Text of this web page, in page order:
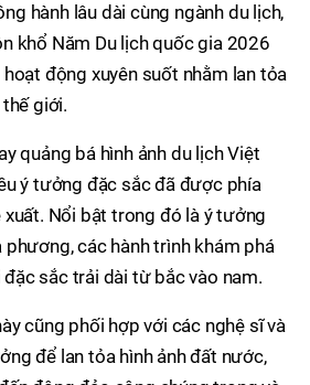
hành lâu dài cùng ngành du lịch,
khổ Năm Du lịch quốc gia 2026
động xuyên suốt nhằm lan tỏa
giới.
quảng bá hình ảnh du lịch Việt
ý tưởng đặc sắc đã được phía
xuất. Nổi bật trong đó là ý tưởng
các hành trình khám phá
đặc sắc trải dài từ bắc vào nam.
cũng phối hợp với các nghệ sĩ và
để lan tỏa hình ảnh đất nước,